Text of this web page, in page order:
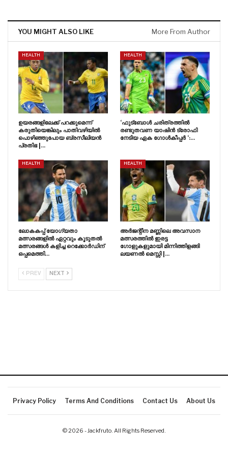
YOU MIGHT ALSO LIKE More From Author
HEALTH
ഉയരങ്ങളിലേക്ക് പറക്കുമെന്ന്
കരുതിയെങ്കിലും പാതിവഴിയിൽ
പൊഴിഞ്ഞുപോയ ബ്രസീലിയൻ
പ്രതിഭ |…
HEALTH
‘ഫുട്ബോൾ ചരിത്രത്തിൽ
രണ്ടുതവണ യാഷിൻ ട്രോഫി
നേടിയ ഏക ഗോൾകീപ്പർ ‘:…
HEALTH
ലോകകപ്പ് യോഗ്യതാ
മത്സരങ്ങളിൽ ഏറ്റവും കൂടുതൽ
മത്സരങ്ങൾ കളിച്ച റെക്കോർഡിന്
ഒപ്പമെത്തി…
HEALTH
അർജന്റീന മണ്ണിലെ അവസാന
മത്സരത്തിൽ ഇരട്ട
ഗോളുകളുമായി മിന്നിത്തിളങ്ങി
ലയണൽ മെസ്സി |…
PREV NEXT
Privacy Policy Terms And Conditions Contact Us About Us
© 2026 - Jackfruto. All Rights Reserved.